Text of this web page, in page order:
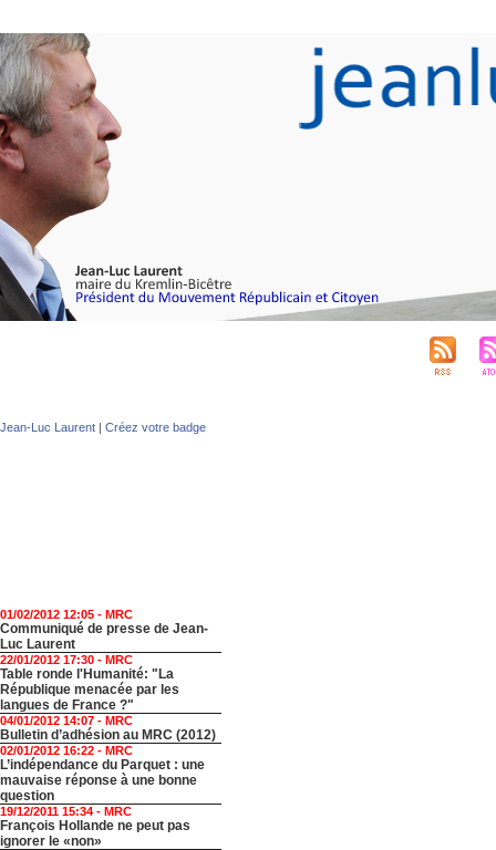
Jean-Luc Laurent | Créez votre badge
01/02/2012 12:05 - MRC
Communiqué de presse de Jean-
Luc Laurent
22/01/2012 17:30 - MRC
Table ronde l'Humanité: "La
République menacée par les
langues de France ?"
04/01/2012 14:07 - MRC
Bulletin d’adhésion au MRC (2012)
02/01/2012 16:22 - MRC
L’indépendance du Parquet : une
mauvaise réponse à une bonne
question
19/12/2011 15:34 - MRC
François Hollande ne peut pas
ignorer le «non»